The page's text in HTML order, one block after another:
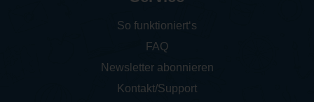
So funktioniert‘s
FAQ
Newsletter abonnieren
Kontakt/Support